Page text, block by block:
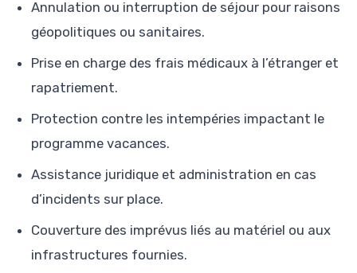
Annulation ou interruption de séjour pour raisons
géopolitiques ou sanitaires.
Prise en charge des frais médicaux à l’étranger et
rapatriement.
Protection contre les intempéries impactant le
programme vacances.
Assistance juridique et administration en cas
d’incidents sur place.
Couverture des imprévus liés au matériel ou aux
infrastructures fournies.